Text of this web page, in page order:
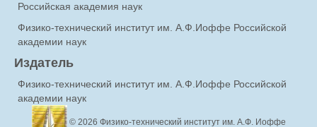
Российская академия наук
Физико-технический институт им. А.Ф.Иоффе Российской
академии наук
Издатель
Физико-технический институт им. А.Ф.Иоффе Российской
академии наук
© 2026 Физико-технический институт им. А.Ф. Иоффе